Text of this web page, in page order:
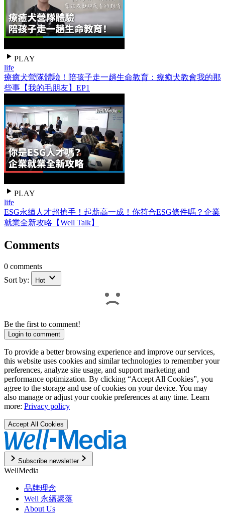
PLAY
life
療癒犬營隊體驗！陪孩子走一趟生命教育：療癒犬教會我的那
些事【我的毛朋友】EP1
PLAY
life
ESG永續人才超搶手！起薪高一成！你符合ESG條件嗎？企業
就業全新攻略【Well Talk】
Comments
0 comments
Sort by:
Hot
Be the first to comment!
Login to comment
To provide a better browsing experience and improve our services,
this website uses cookies and similar technologies to remember your
preferences, analyze site usage, and support marketing and
performance optimization. By clicking “Accept All Cookies”, you
agree to the storage and use of cookies on your device. You may
also manage or adjust your cookie preferences at any time. Learn
more: Privacy policy
Accept All Cookies
Subscribe newsletter
WellMedia
品牌理念
Well 永續聚落
About Us